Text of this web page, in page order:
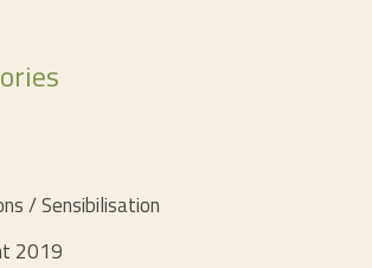
/ Sensibilisation
2019